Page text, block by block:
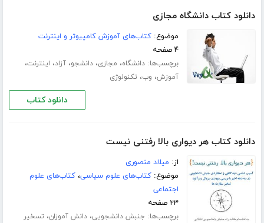
دانلود کتاب دانشگاه مجازی
موضوع:کتاب‌های آموزش کامپیوتر و اینترنت
۴ صفحه
برچسب‌ها:دانشگاه، مجازی،دانشجو،آزاد، اینترنت،
آموزش، وب، تکنولوژی
دانلود کتاب
دانلود کتاب هر دیواری بالا رفتنی نیست
از: میلاد منصوری
موضوع:کتاب‌های علوم سیاسی،کتاب‌های علوم
اجتماعی
۲۳ صفحه
برچسب‌ها: جنبش دانشجویی،دانش آموزان، تسخیر